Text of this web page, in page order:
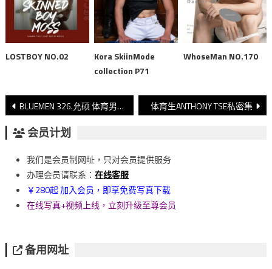
LOSTBOY NO.02
Kora SkiinMode
collection P71
WhoseMan NO.170
文
章
導
覽
BLUEMEN 326.允硕 体育男神大解禁 体育生ANTHONY TSE私密集
会员计划
我们是会员制网址，只对会员提供服务
办理会员请联系： 在线客服
￥280起 加入会员，即享免费写真下载
在线写真+视频上线，立刻升级至尊会员
备用网址